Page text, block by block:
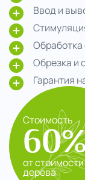
Ввод и
Обработка
Обрезка и
Гарантия
Стоимость
от стоимости
дерева